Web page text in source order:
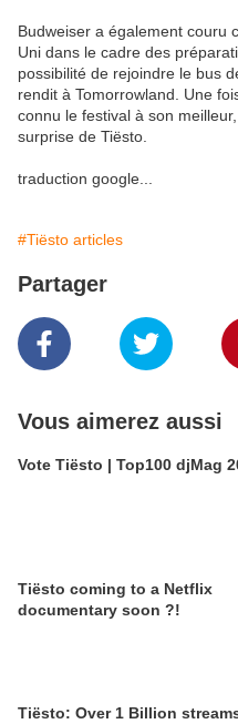
Budweiser a également couru
Uni dans le cadre des
possibilité de rejoindre le bus
rendit à Tomorrowland. Une
connu le festival à son
surprise de Tiësto.
traduction google...
#Tiësto articles
Partager
Vous aimerez aussi
Vote Tiësto | Top100 djMag
Tiësto coming to a Netflix
documentary soon ?!
Tiësto: Over 1 Billion